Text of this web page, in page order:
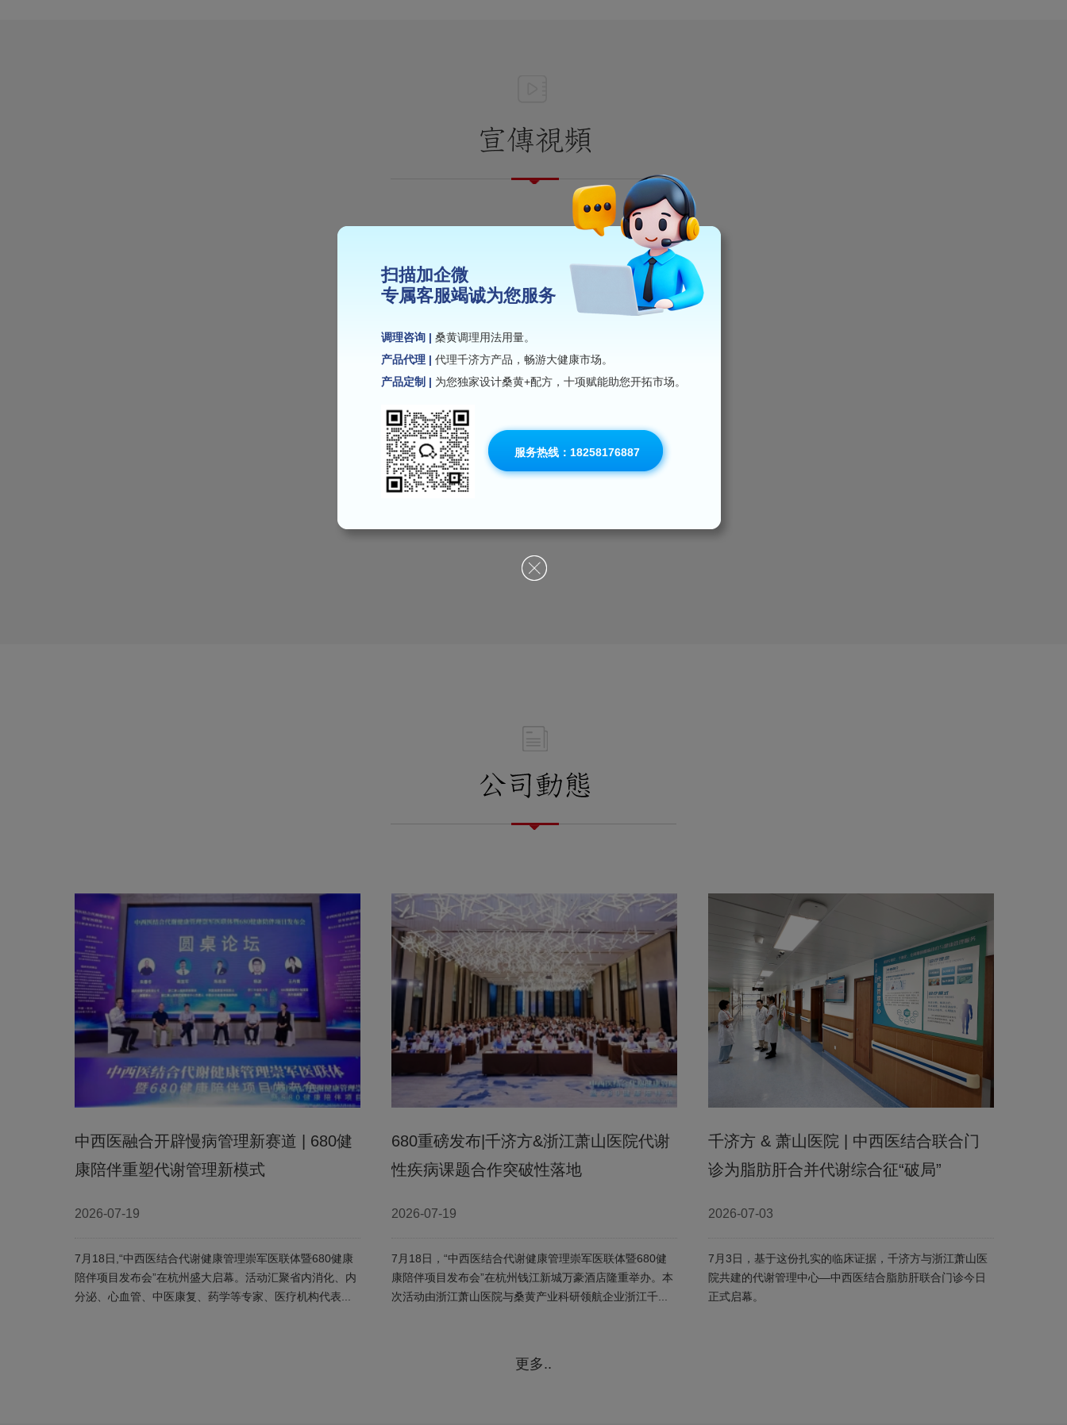
中西医融合开辟慢病管理新赛道 | 680健
康陪伴重塑代谢管理新模式
2026-07-19
7月18日,“中西医结合代谢健康管理崇军医联体暨680健康
陪伴项目发布会”在杭州盛大启幕。活动汇聚省内消化、内
分泌、心血管、中医康复、药学等专家、医疗机构代表...
680重磅发布|千济方&浙江萧山医院代谢
性疾病课题合作突破性落地
2026-07-19
7月18日，“中西医结合代谢健康管理崇军医联体暨680健
康陪伴项目发布会”在杭州钱江新城万豪酒店隆重举办。本
次活动由浙江萧山医院与桑黄产业科研领航企业浙江千...
千济方 & 萧山医院 | 中西医结合联合门
诊为脂肪肝合并代谢综合征“破局”
2026-07-03
7月3日，基于这份扎实的临床证据，千济方与浙江萧山医
院共建的代谢管理中心—中西医结合脂肪肝联合门诊今日
正式启幕。
更多..
扫描加企微
专属客服竭诚为您服务
调理咨询 | 桑黄调理用法用量。
产品代理 | 代理千济方产品，畅游大健康市场。
产品定制 | 为您独家设计桑黄+配方，十项赋能助您开拓市场。
服务热线：18258176887